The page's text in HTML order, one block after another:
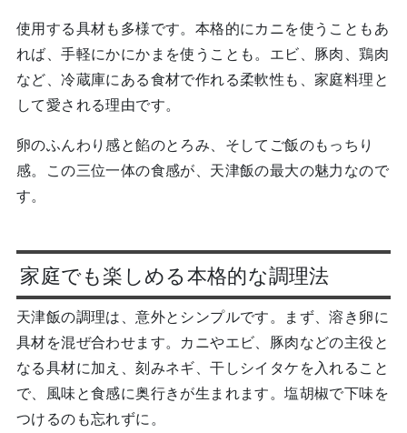
使用する具材も多様です。本格的にカニを使うこともあ
れば、手軽にかにかまを使うことも。エビ、豚肉、鶏肉
など、冷蔵庫にある食材で作れる柔軟性も、家庭料理と
して愛される理由です。
卵のふんわり感と餡のとろみ、そしてご飯のもっちり
感。この三位一体の食感が、天津飯の最大の魅力なので
す。
家庭でも楽しめる本格的な調理法
天津飯の調理は、意外とシンプルです。まず、溶き卵に
具材を混ぜ合わせます。カニやエビ、豚肉などの主役と
なる具材に加え、刻みネギ、干しシイタケを入れること
で、風味と食感に奥行きが生まれます。塩胡椒で下味を
つけるのも忘れずに。